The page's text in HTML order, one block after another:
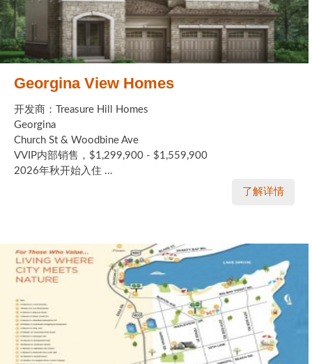
Georgina View Homes
开发商：Treasure Hill Homes
Georgina
Church St & Woodbine Ave
VVIP内部销售，$1,299,900 - $1,559,900
2026年秋开始入住 ...
了解详情